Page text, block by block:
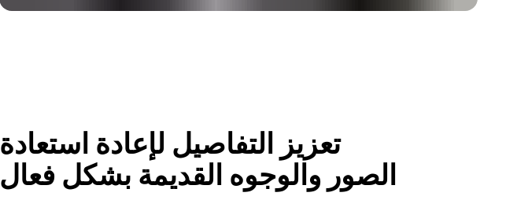
تعزيز التفاصيل لإعادة استعادة
الصور والوجوه القديمة بشكل فعال